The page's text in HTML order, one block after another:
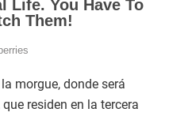
morgue, donde será
residen en la tercera